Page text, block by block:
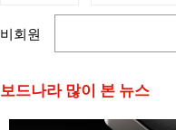
비회원
보드나라 많이 본 뉴스